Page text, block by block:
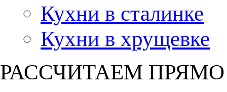
Кухни в сталинке
Кухни в хрущевке
РАССЧИТАЕМ